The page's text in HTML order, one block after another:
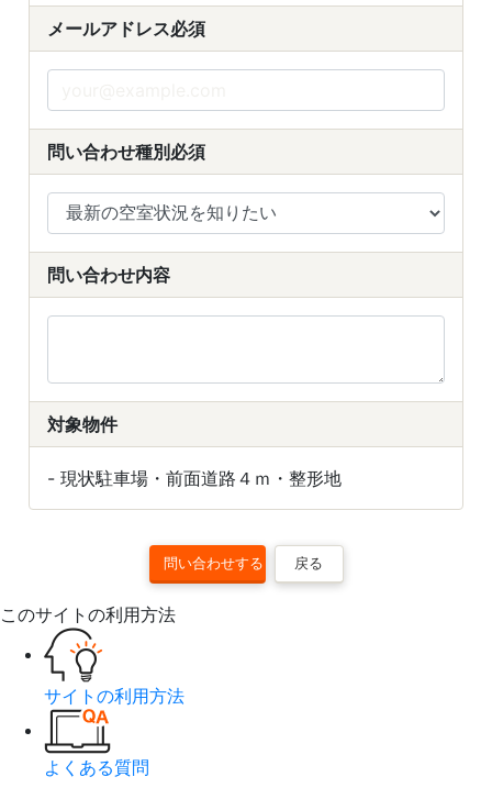
メールアドレス必須
問い合わせ種別 必須
問い合わせ内容
対象物件
- 現状駐車場・前面道路４ｍ・整形地
戻る
このサイトの利用方法
サイトの利用方法
よくある質問